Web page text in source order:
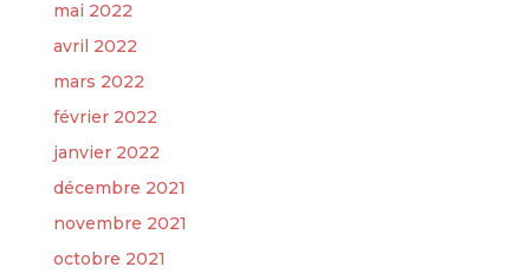
mai 2022
avril 2022
mars 2022
février 2022
janvier 2022
décembre 2021
novembre 2021
octobre 2021